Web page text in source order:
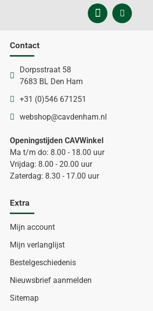
Contact
Dorpsstraat 58
7683 BL Den Ham
+31 (0)546 671251
webshop@cavdenham.nl
Openingstijden CAVWinkel
Ma t/m do: 8.00 - 18.00 uur
Vrijdag: 8.00 - 20.00 uur
Zaterdag: 8.30 - 17.00 uur
Extra
Mijn account
Mijn verlanglijst
Bestelgeschiedenis
Nieuwsbrief aanmelden
Sitemap